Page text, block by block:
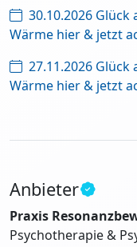
30.10.2026
Wärme hier & jetzt
27.11.2026
Wärme hier & jetzt
Anbieter
Praxis
Psychotherapie &